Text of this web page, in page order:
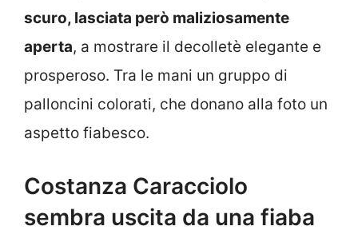
scuro, lasciata però maliziosamente
aperta, a mostrare il decolletè elegante e
prosperoso. Tra le mani un gruppo di
palloncini colorati, che donano alla foto un
aspetto fiabesco.
Costanza Caracciolo
sembra uscita da una fiaba